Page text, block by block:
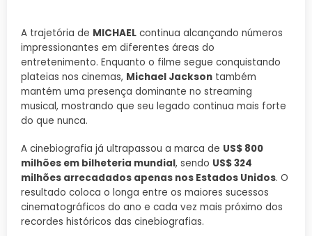
A trajetória de MICHAEL continua alcançando números
impressionantes em diferentes áreas do
entretenimento. Enquanto o filme segue conquistando
plateias nos cinemas, Michael Jackson também
mantém uma presença dominante no streaming
musical, mostrando que seu legado continua mais forte
do que nunca.
A cinebiografia já ultrapassou a marca de US$ 800
milhões em bilheteria mundial, sendo US$ 324
milhões arrecadados apenas nos Estados Unidos. O
resultado coloca o longa entre os maiores sucessos
cinematográficos do ano e cada vez mais próximo dos
recordes históricos das cinebiografias.